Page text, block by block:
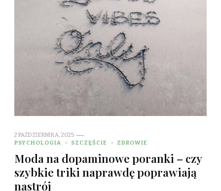
2 PAŹDZIERNIKA, 2025
PSYCHOLOGIA
SZCZĘŚCIE ZDROWIE
Moda na dopaminowe poranki – czy
szybkie triki naprawdę poprawiają
nastrój